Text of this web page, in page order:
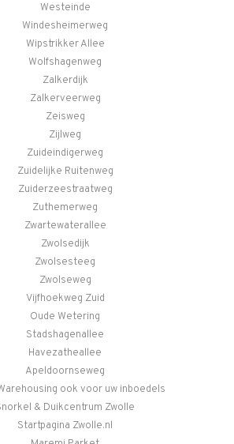
Westeinde
Windesheimerweg
Wipstrikker Allee
Wolfshagenweg
Zalkerdijk
Zalkerveerweg
Zeisweg
Zijlweg
Zuideindigerweg
Zuidelijke Ruitenweg
Zuiderzeestraatweg
Zuthemerweg
Zwartewaterallee
Zwolsedijk
Zwolsesteeg
Zwolseweg
Vijfhoekweg Zuid
Oude Wetering
Stadshagenallee
Havezatheallee
Apeldoornseweg
ook voor uw inboedels
& Duikcentrum Zwolle
Startpagina Zwolle.nl